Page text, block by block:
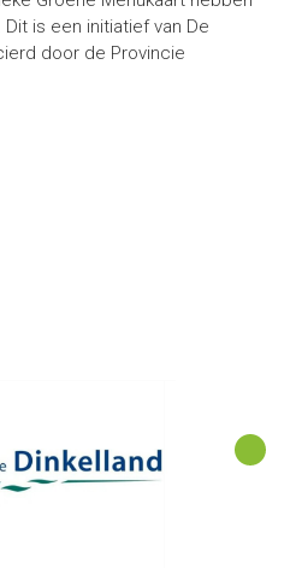
is een initiatief van De
door de Provincie